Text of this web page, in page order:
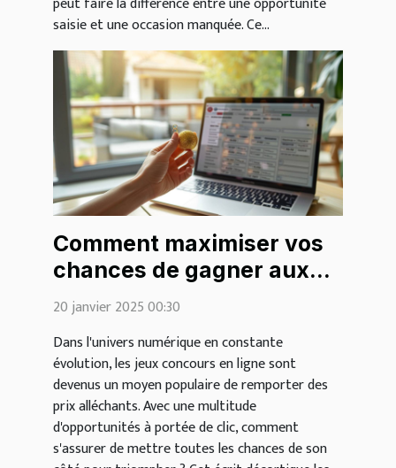
saisie et une occasion manquée. Ce...
Comment maximiser vos
chances de gagner aux
jeux concours en ligne
20 janvier 2025 00:30
Dans l'univers numérique en constante
évolution, les jeux concours en ligne sont
devenus un moyen populaire de remporter des
prix alléchants. Avec une multitude
d'opportunités à portée de clic, comment
s'assurer de mettre toutes les chances de son